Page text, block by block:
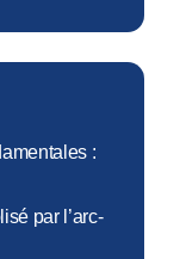
:
par l’arc-